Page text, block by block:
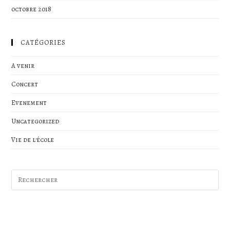
octobre 2018
CATÉGORIES
A venir
Concert
Evenement
Uncategorized
Vie de l'école